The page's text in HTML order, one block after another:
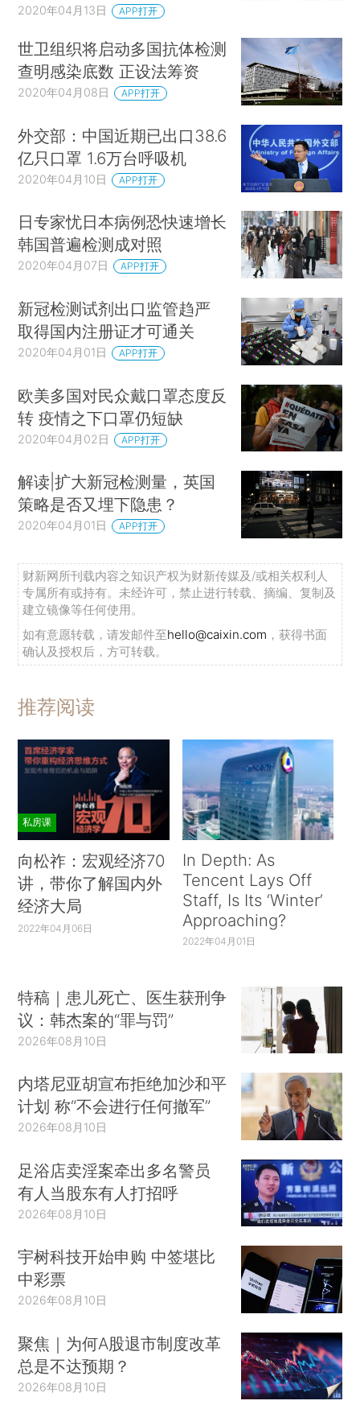
2020年04月13日 APP打开
世卫组织将启动多国抗体检测
查明感染底数 正设法筹资
2020年04月08日 APP打开
外交部：中国近期已出口38.6
亿只口罩 1.6万台呼吸机
2020年04月10日 APP打开
日专家忧日本病例恐快速增长
韩国普遍检测成对照
2020年04月07日 APP打开
新冠检测试剂出口监管趋严
取得国内注册证才可通关
2020年04月01日 APP打开
欧美多国对民众戴口罩态度反
转 疫情之下口罩仍短缺
2020年04月02日 APP打开
解读|扩大新冠检测量，英国
策略是否又埋下隐患？
2020年04月01日 APP打开
财新网所刊载内容之知识产权为财新传媒及/或相关权利人
专属所有或持有。未经许可，禁止进行转载、摘编、复制及
建立镜像等任何使用。
如有意愿转载，请发邮件至hello@caixin.com ，获得书面
确认及授权后，方可转载。
推荐阅读
私房课
向松祚：宏观经济70
讲，带你了解国内外
经济大局
2022年04月06日
In Depth: As
Tencent Lays Off
Staff, Is Its ‘Winter’
Approaching?
2022年04月01日
特稿｜患儿死亡、医生获刑争
议：韩杰案的“罪与罚”
2026年08月10日
内塔尼亚胡宣布拒绝加沙和平
计划 称“不会进行任何撤军”
2026年08月10日
足浴店卖淫案牵出多名警员
有人当股东有人打招呼
2026年08月10日
宇树科技开始申购 中签堪比
中彩票
2026年08月10日
聚焦｜为何A股退市制度改革
总是不达预期？
2026年08月10日